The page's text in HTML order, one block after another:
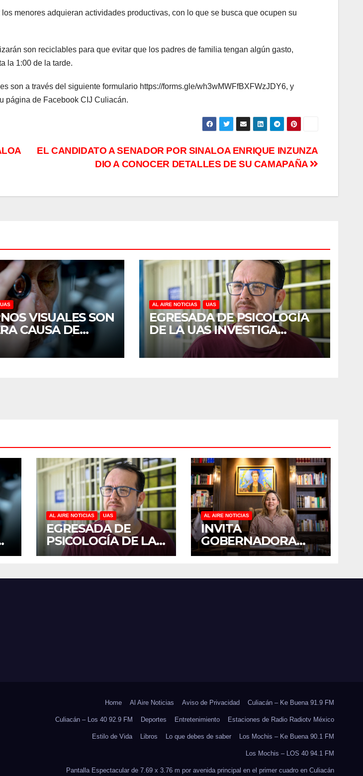
menores adquieran actividades productivas, con lo que se busca que ocupen su
son reciclables para que evitar que los padres de familia tengan algún gasto,
la 1:00 de la tarde.
son a través del siguiente formulario https://forms.gle/wh3wMWFfBXFWzJDY6, y
página de Facebook CIJ Culiacán.
EL CANDIDATO A SENADOR POR SINALOA ENRIQUE INZUNZA
DIO A CONOCER DETALLES DE SU CAMAPAÑA
UAS
VISUALES SON
CAUSA DE
EN MÉXICO,
DEL
AL AIRE NOTICIAS UAS
EGRESADA DE PSICOLOGÍA
DE LA UAS INVESTIGA
DUELO ANTICIPADO Y
SOBRECARGA EN
AL AIRE NOTICIAS UAS
EGRESADA DE
PSICOLOGÍA DE LA
UAS INVESTIGA
Y SOBRECARGA EN
AL AIRE NOTICIAS
INVITA
GOBERNADORA
YERALDINE A
JORNADA
Home Al Aire Noticias Aviso de Privacidad Culiacán – Ke Buena 91.9 FM
Culiacán – Los 40 92.9 FM Deportes Entretenimiento Estaciones de Radio Radiotv México
Estilo de Vida Libros Lo que debes de saber Los Mochis – Ke Buena 90.1 FM
Los Mochis – LOS 40 94.1 FM
Pantalla Espectacular de 7.69 x 3.76 m por avenida principal en el primer cuadro en Culiacán